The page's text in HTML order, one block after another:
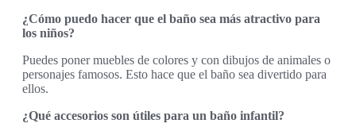
¿Cómo puedo hacer que el baño sea más atractivo para
los niños?
Puedes poner muebles de colores y con dibujos de animales o
personajes famosos. Esto hace que el baño sea divertido para
ellos.
¿Qué accesorios son útiles para un baño infantil?